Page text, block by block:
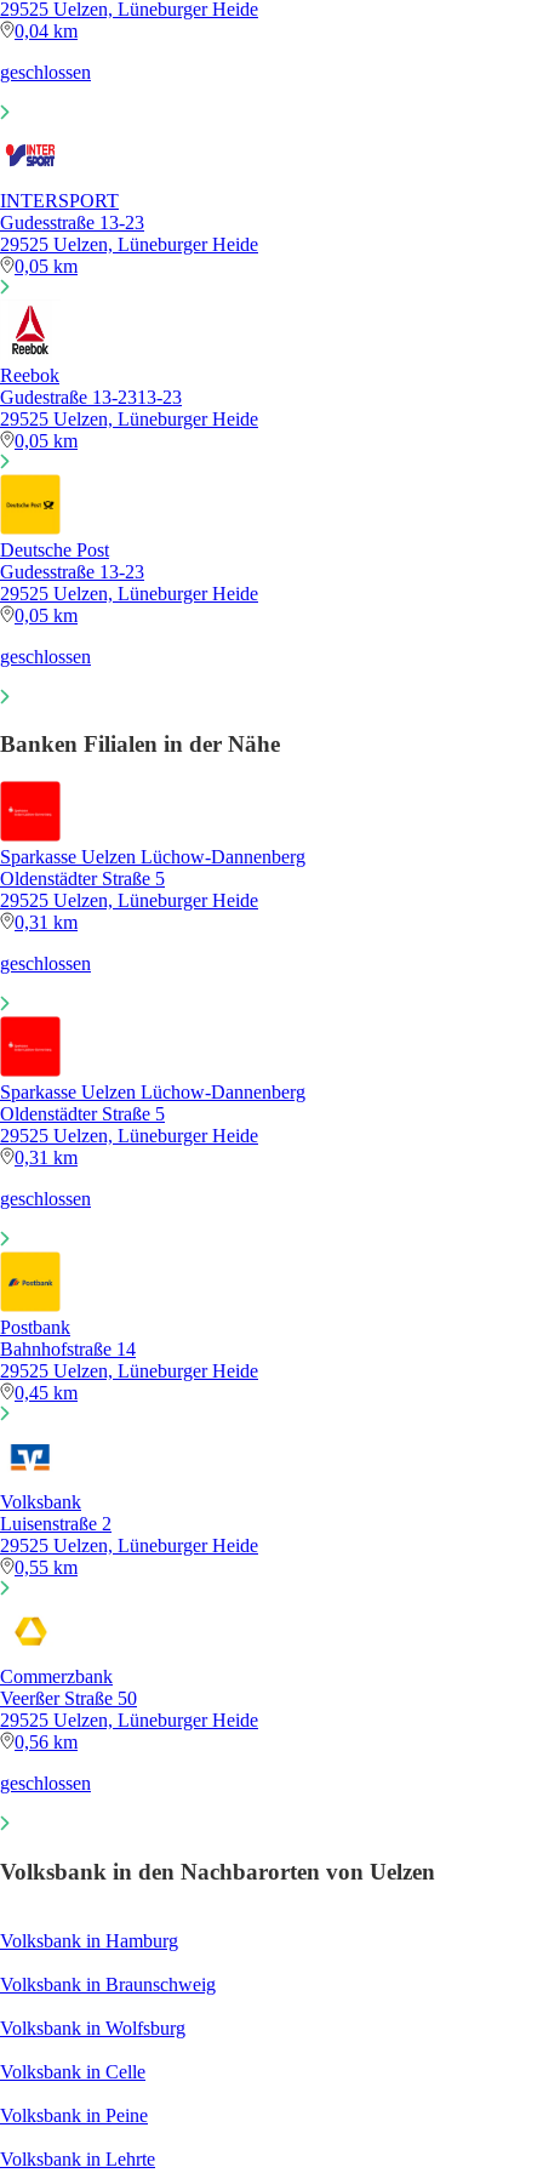
29525 Uelzen, Lüneburger Heide
0,04 km
geschlossen
INTERSPORT
Gudesstraße 13-23
29525 Uelzen, Lüneburger Heide
0,05 km
Reebok
Gudestraße 13-2313-23
29525 Uelzen, Lüneburger Heide
0,05 km
Deutsche Post
Gudesstraße 13-23
29525 Uelzen, Lüneburger Heide
0,05 km
geschlossen
Banken Filialen in der Nähe
Sparkasse Uelzen Lüchow-Dannenberg
Oldenstädter Straße 5
29525 Uelzen, Lüneburger Heide
0,31 km
geschlossen
Sparkasse Uelzen Lüchow-Dannenberg
Oldenstädter Straße 5
29525 Uelzen, Lüneburger Heide
0,31 km
geschlossen
Postbank
Bahnhofstraße 14
29525 Uelzen, Lüneburger Heide
0,45 km
Volksbank
Luisenstraße 2
29525 Uelzen, Lüneburger Heide
0,55 km
Commerzbank
Veerßer Straße 50
29525 Uelzen, Lüneburger Heide
0,56 km
geschlossen
Volksbank in den Nachbarorten von Uelzen
Volksbank in Hamburg
Volksbank in Braunschweig
Volksbank in Wolfsburg
Volksbank in Celle
Volksbank in Peine
Volksbank in Lehrte